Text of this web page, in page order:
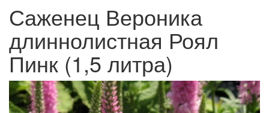
Саженец Вероника
длиннолистная Роял
Пинк (1,5 литра)